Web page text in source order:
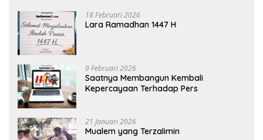
18 Februari 2026
Lara Ramadhan 1447 H
9 Februari 2026
Saatnya Membangun Kembali
Kepercayaan Terhadap Pers
21 Januari 2026
Mualem yang Terzalimin